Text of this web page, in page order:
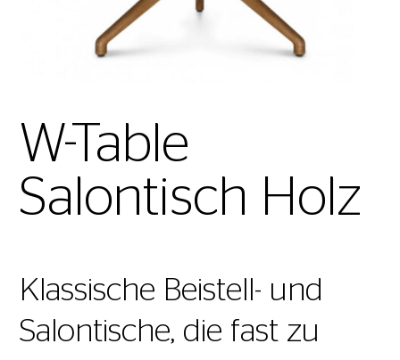
W-Table
Salontisch Holz
Klassische Beistell- und
Salontische, die fast zu